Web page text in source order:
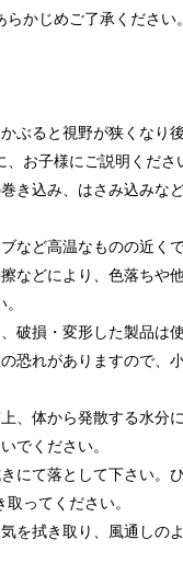
らかじめご了承ください。
ぶると視野が狭くなり
、お子様にご説明くださ
き込み、はさみ込みな
など高温なものの近く
などにより、色落ちや
破損・変形した製品は
恐れがありますので、
、体から発散する水分
でください。
にて落として下さい。
ってください。
を拭き取り、風通しの